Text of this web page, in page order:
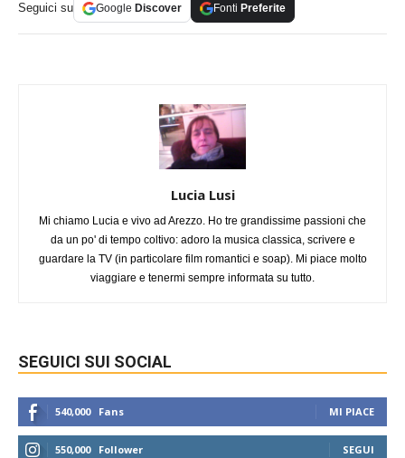
Seguici su Google Discover Fonti Preferite
Lucia Lusi
Mi chiamo Lucia e vivo ad Arezzo. Ho tre grandissime passioni che
da un po' di tempo coltivo: adoro la musica classica, scrivere e
guardare la TV (in particolare film romantici e soap). Mi piace molto
viaggiare e tenermi sempre informata su tutto.
SEGUICI SUI SOCIAL
540,000 Fans MI PIACE
550,000 Follower SEGUI